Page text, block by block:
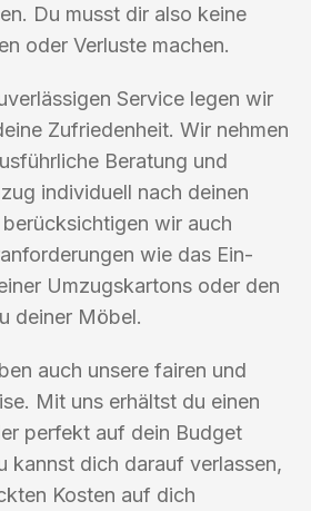
Du musst dir also keine
oder Verluste machen.
Service legen wir
Zufriedenheit. Wir nehmen
Beratung und
individuell nach deinen
wir auch
wie das Ein-
Umzugskartons oder den
deiner Möbel.
auch unsere fairen und
Mit uns erhältst du einen
perfekt auf dein Budget
kannst dich darauf verlassen,
Kosten auf dich